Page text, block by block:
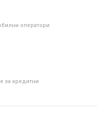
оператори
за кредитни